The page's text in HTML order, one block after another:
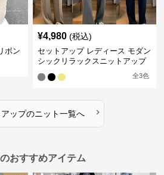
ボン
¥4,980 (税込)
セットアップ レディース モダン
シックリラックスニットアップ
全3色
ップのニット一覧へ ›
おすすめアイテム